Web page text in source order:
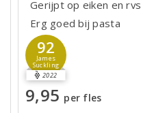
Gerijpt op eiken en rvs
Erg goed bij pasta
92
James
Suckling
2022
9,95 per fles